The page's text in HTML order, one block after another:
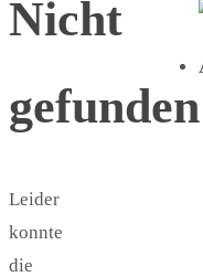
Nicht
gefunden
Leider
konnte
die